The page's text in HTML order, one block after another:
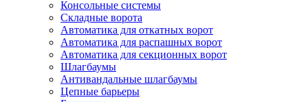
Консольные системы
Складные ворота
Автоматика для откатных ворот
Автоматика для распашных ворот
Автоматика для секционных ворот
Шлагбаумы
Антивандальные шлагбаумы
Цепные барьеры